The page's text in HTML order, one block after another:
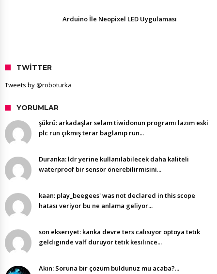
Arduino İle Neopixel LED Uygulaması
TWITTER
Tweets by @roboturka
YORUMLAR
şükrü: arkadaşlar selam tiwidonun programı lazım eski
plc run çıkmış terar baglanıp run...
Duranka: ldr yerine kullanılabilecek daha kaliteli
waterproof bir sensör önerebilirmisini...
kaan: play_beegees' was not declared in this scope
hatası veriyor bu ne anlama geliyor...
son ekserıyet: kanka devre ters calısıyor optoya tetık
geldıgınde valf duruyor tetık kesılınce...
Akın: Soruna bir çözüm buldunuz mu acaba?...